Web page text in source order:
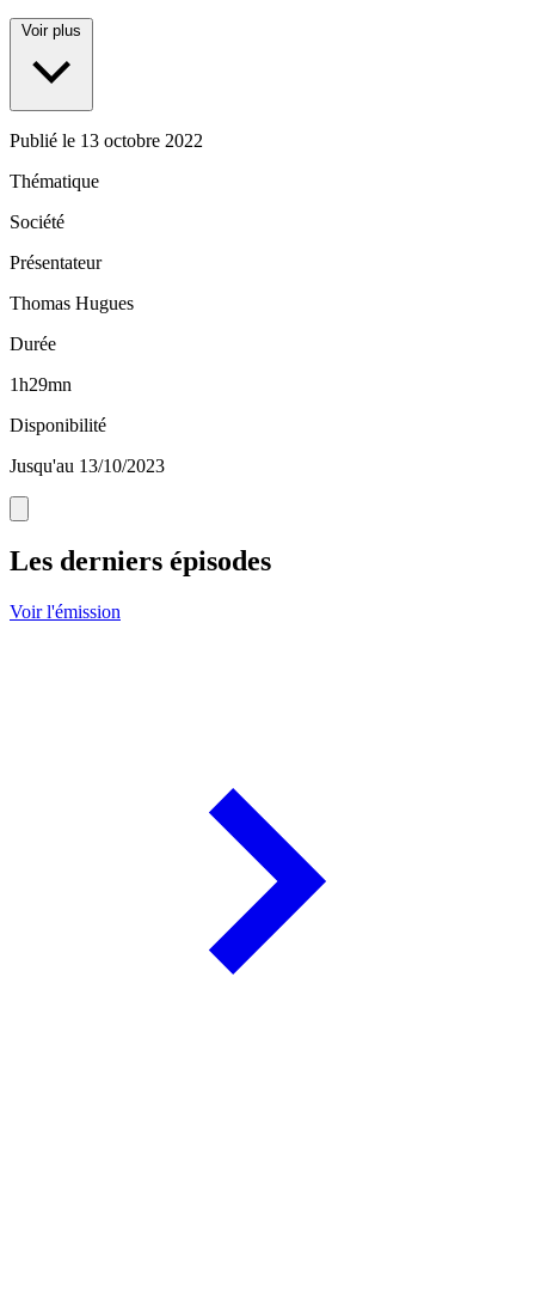
Voir plus
Publié le 13 octobre 2022
Thématique
Société
Présentateur
Thomas Hugues
Durée
1h29mn
Disponibilité
Jusqu'au 13/10/2023
Les derniers épisodes
Voir l'émission